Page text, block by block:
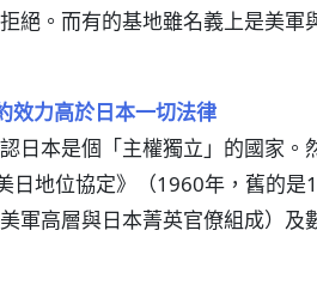
絕。而有的基地雖名義上是美軍
效力高於日本一切法律
日本是個「主權獨立」的國家。
地位協定》（1960年，舊的是
軍高層與日本菁英官僚組成）及